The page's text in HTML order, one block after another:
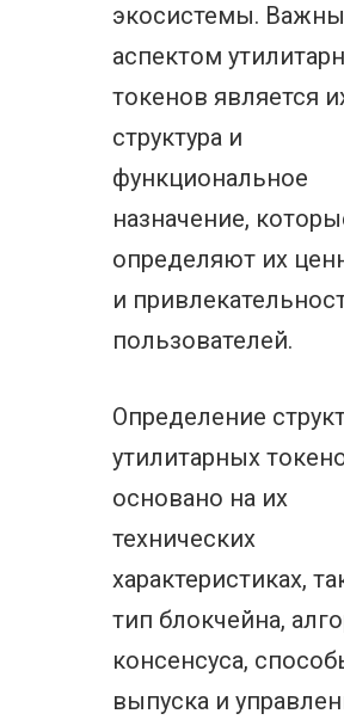
экосистемы.
аспектом
токенов является
структура и
функциональное
назначение,
определяют их
и
пользователей.
Определение
утилитарных
основано на их
технических
характеристиках,
тип блокчейна,
консенсуса,
выпуска и